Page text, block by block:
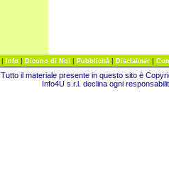
| Info | Dicono di Noi | Pubblicità | Disclaimer |
Tutto il materiale presente in questo sito è
Info4U s.r.l. declina ogni